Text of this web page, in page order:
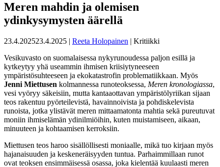
Meren mahdin ja olemisen
ydinkysymysten äärellä
23.4.202523.4.2025 | Reeta Holopainen | Kritiikki
Vesikuvasto on suomalaisessa nykyrunoudessa paljon esillä ja
kytkeytyy yhä useammin ihmisen kriisiytyneeseen
ympäristösuhteeseen ja ekokatastrofin problematiikkaan. Myös
Jenni Miettusen kolmannessa runoteoksessa, Meren kronologiassa,
vesi vyöryy säkeisiin, mutta kantaaottavan ympäristölyriikan sijaan
teos rakentuu pyörteilevistä, havainnoivista ja pohdiskelevista
runoista, jotka ylistävät meren mittaamatonta mahtia sekä pureutuvat
moniin ihmiselämän ydinilmiöihin, kuten muistamiseen, aikaan,
minuuteen ja kohtaamisen kerroksiin.
Miettusen teos haroo sisällöllisesti moniaalle, mikä tuo kirjaan myös
hajanaisuuden ja keskeneräisyyden tuntua. Parhaimmillaan runot
ovat teoksen ensimmäisessä osassa, joka kielentää kuulaasti meren